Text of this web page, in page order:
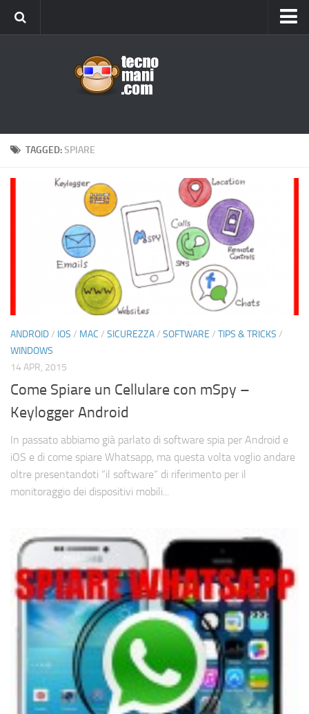
Windows
News
Recensioni
Cerca
TAGGED:SPIARE
ANDROID/ IOS / MAC / SICUREZZA/ SOFTWARE / TIPS & TRICKS /
WINDOWS
14 APR, 2015
Come Spiare un Cellulare con mSpy –
Keylogger Android
In passato abbiamo già parlato di software spia per Android e
iOS e di come spiare Whatsapp, ma questa volta voglio andare
oltre presentandoti “il software” di riferimento per il
monitoraggio dei dispositivi mobili...